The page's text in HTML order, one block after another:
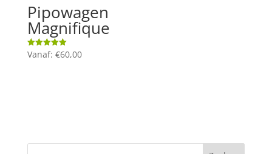
Pipowagen
Magnifique
Gewaardeerd
5.00
Vanaf: €60,00